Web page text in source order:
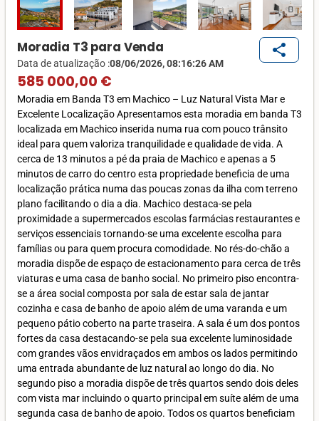
Moradia T3 para Venda
Data de atualização :08/06/2026, 08:16:26 AM
585 000,00 €
share
Moradia em Banda T3 em Machico – Luz Natural Vista Mar e
Excelente Localização Apresentamos esta moradia em banda T3
localizada em Machico inserida numa rua com pouco trânsito
ideal para quem valoriza tranquilidade e qualidade de vida. A
cerca de 13 minutos a pé da praia de Machico e apenas a 5
minutos de carro do centro esta propriedade beneficia de uma
localização prática numa das poucas zonas da ilha com terreno
plano facilitando o dia a dia. Machico destaca-se pela
proximidade a supermercados escolas farmácias restaurantes e
serviços essenciais tornando-se uma excelente escolha para
famílias ou para quem procura comodidade. No rés-do-chão a
moradia dispõe de espaço de estacionamento para cerca de três
viaturas e uma casa de banho social. No primeiro piso encontra-
se a área social composta por sala de estar sala de jantar
cozinha e casa de banho de apoio além de uma varanda e um
pequeno pátio coberto na parte traseira. A sala é um dos pontos
fortes da casa destacando-se pela sua excelente luminosidade
com grandes vãos envidraçados em ambos os lados permitindo
uma entrada abundante de luz natural ao longo do dia. No
segundo piso a moradia dispõe de três quartos sendo dois deles
com vista mar incluindo o quarto principal em suíte além de uma
segunda casa de banho de apoio. Todos os quartos beneficiam